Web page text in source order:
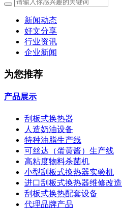
新闻动态
好文分享
行业资讯
企业新闻
为您推荐
产品展示
刮板式换热器
人造奶油设备
特种油脂生产线
可丝达（蛋黄酱）生产线
高粘度物料杀菌机
小型刮板式换热器实验机
进口刮板式换热器维修改造
刮板式换热配套设备
代理品牌产品